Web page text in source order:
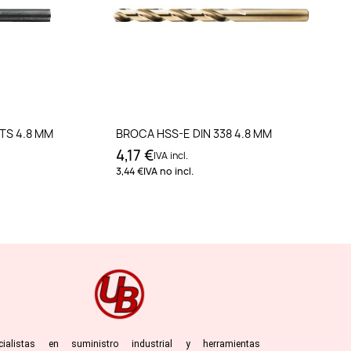
4.8 MM Añadir al carrito
BROCA HSS-E DIN 338 4.8 MM
4,17 €IVA incl.
3,44 €IVA no incl.
en suministro industrial y herramientas